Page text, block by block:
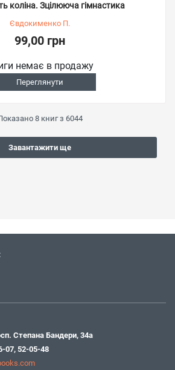
коліна. Зцілююча гімнастика
Євдокименко П.
99,00 грн
немає в продажу
Переглянути
8книг з 6044
Завантажити ще
Степана Бандери, 34а
07, 52-05-48